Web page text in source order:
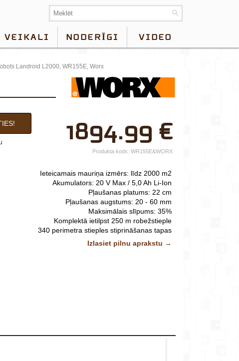
VEIKALI NODERĪGI VIDEO
Landroid L2000, WR155E, Worx
Jūsu vārds*
tālr.*
E-pasts*
Izvēlieties tuvāko
veikalu*
1894.99 €
Produkta kods: WR155E&WORX
Ieteicamais mauriņa izmērs: līdz 2000 m2
Akumulators: 20 V Max / 5,0 Ah Li-Ion
Pļaušanas platums: 22 cm
Pļaušanas augstums: 20 - 60 mm
Maksimālais slīpums: 35%
Komplektā ietilpst 250 m robežstieple
340 perimetra stieples stiprināšanas tapas
Izlasiet pilnu aprakstu →